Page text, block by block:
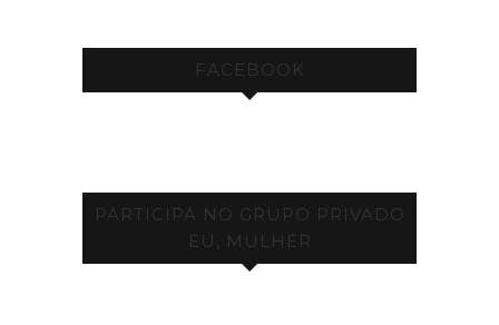
FACEBOOK
PARTICIPA NO GRUPO PRIVADO
EU, MULHER